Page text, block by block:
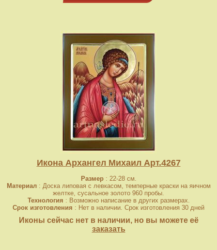
Икона Архангел Михаил Арт.4267
Размер: 22-28 см.
Материал: Доска липовая с левкасом, темперные краски на яичном
желтке, сусальное золото 960 пробы.
Технология : Возможно написание в других размерах.
Срок изготовления : Нет в наличии. Срок изготовления 30 дней
Иконы сейчас нет в наличии, но вы можете её
заказать